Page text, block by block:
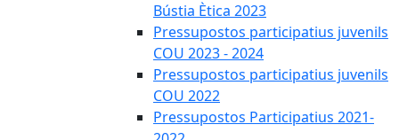
Bústia Ètica 2023
Pressupostos participatius juvenils
COU 2023 - 2024
Pressupostos participatius juvenils
COU 2022
Pressupostos Participatius 2021-